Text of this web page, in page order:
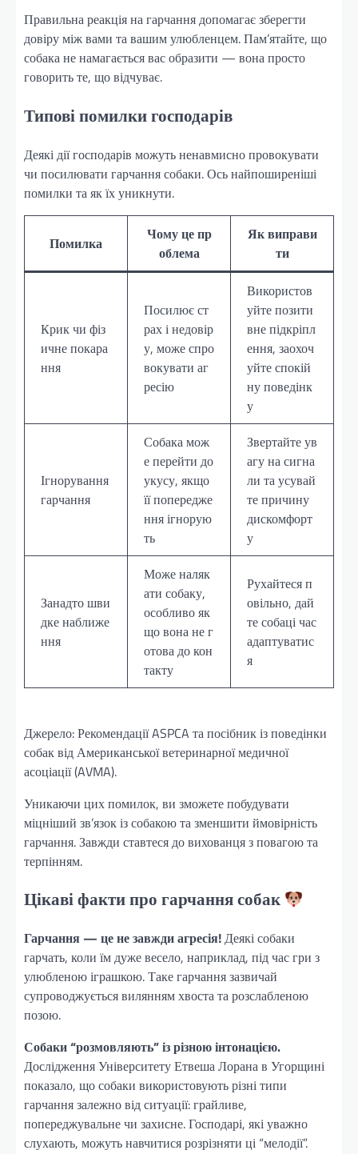
Правильна реакція на гарчання допомагає зберегти
довіру між вами та вашим улюбленцем. Пам’ятайте, що
собака не намагається вас образити — вона просто
говорить те, що відчуває.
Типові помилки господарів
Деякі дії господарів можуть ненавмисно провокувати
чи посилювати гарчання собаки. Ось найпоширеніші
помилки та як їх уникнути.
Помилка
Чому це пр
облема
Як виправи
ти
Крик чи фіз
ичне покара
ння
Посилює ст
рах і недовір
у, може спро
вокувати аг
ресію
Використов
уйте позити
вне підкріпл
ення, заохоч
уйте спокій
ну поведінк
у
Ігнорування
гарчання
Собака мож
е перейти до
укусу, якщо
її попередже
ння ігнорую
ть
Звертайте ув
агу на сигна
ли та усувай
те причину
дискомфорт
у
Занадто шви
дке наближе
ння
Може наляк
ати собаку,
особливо як
що вона не г
отова до кон
такту
Рухайтеся п
овільно, дай
те собаці час
адаптуватис
я
Джерело: Рекомендації ASPCA та посібник із поведінки
собак від Американської ветеринарної медичної
асоціації (AVMA).
Уникаючи цих помилок, ви зможете побудувати
міцніший зв’язок із собакою та зменшити ймовірність
гарчання. Завжди ставтеся до вихованця з повагою та
терпінням.
Цікаві факти про гарчання собак
Гарчання — це не завжди агресія!Деякі собаки
гарчать, коли їм дуже весело, наприклад, під час гри з
улюбленою іграшкою. Таке гарчання зазвичай
супроводжується вилянням хвоста та розслабленою
позою.
Собаки “розмовляють” із різною інтонацією.
Дослідження Університету Етвеша Лорана в Угорщині
показало, що собаки використовують різні типи
гарчання залежно від ситуації: грайливе,
попереджувальне чи захисне. Господарі, які уважно
слухають, можуть навчитися розрізняти ці “мелодії”.